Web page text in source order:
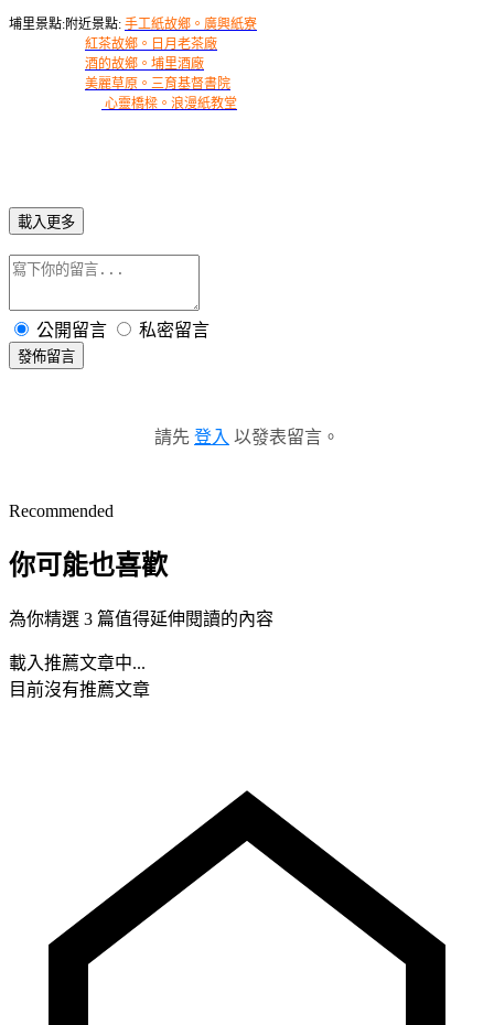
埔里景點:附近景點: 手工紙故鄉。廣興紙寮
紅茶故鄉。日月老茶廠
酒的故鄉。埔里酒廠
美麗草原。三育基督書院
心靈橋樑。浪漫紙教堂
載入更多
公開留言 私密留言
發佈留言
請先 登入 以發表留言。
Recommended
你可能也喜歡
為你精選 3 篇值得延伸閱讀的內容
載入推薦文章中...
目前沒有推薦文章